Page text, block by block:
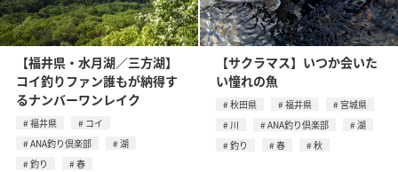
【福井県・水月湖／三方湖】
コイ釣りファン誰もが納得す
るナンバーワンレイク
福井県
コイ
ANA釣り倶楽部
湖
釣り
春
【サクラマス】いつか会いた
い憧れの魚
秋田県 福井県
宮城県
川
ANA釣り倶楽部
湖
釣り
春 秋